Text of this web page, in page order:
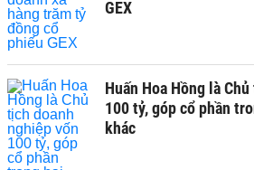
GEX
Huấn Hoa Hồng là
100 tỷ, góp cổ phần
khác